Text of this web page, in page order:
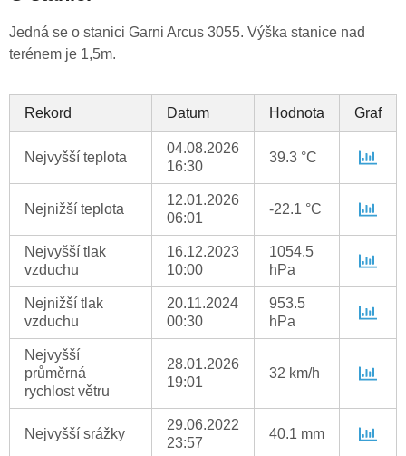
Jedná se o stanici Garni Arcus 3055. Výška stanice nad
terénem je 1,5m.
Rekord Datum Hodnota Graf
Nejvyšší teplota
04.08.2026
16:30
39.3 °C
Nejnižší teplota
12.01.2026
06:01
-22.1 °C
Nejvyšší tlak
vzduchu
16.12.2023
10:00
1054.5
hPa
Nejnižší tlak
vzduchu
20.11.2024
00:30
953.5
hPa
Nejvyšší
průměrná
rychlost větru
28.01.2026
19:01
32 km/h
Nejvyšší srážky
29.06.2022
23:57
40.1 mm